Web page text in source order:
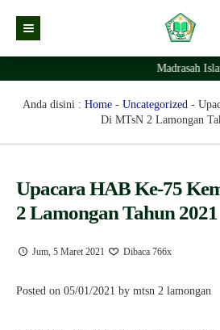
Kabar Madrasah
Profil Madrasah
Ekstrakurikuler Madrasah
Prestasi Madrasah
KURIKULUM
Struktur Organisasi Madrasah
Madrasah
Anda disini : Home- Uncategorized-
Di MTsN 2 Lamongan
Upacara HAB Ke-75
2 Lamongan Tahun 2021
Jum, 5 Maret 2021 Dibaca 766x
Posted on 05/01/2021 by mtsn 2 lamongan